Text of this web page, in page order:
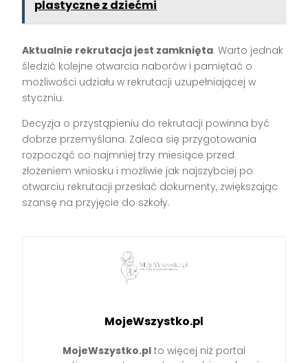
plastyczne z dziećmi
Aktualnie rekrutacja jest zamknięta. Warto jednak
śledzić kolejne otwarcia naborów i pamiętać o
możliwości udziału w rekrutacji uzupełniającej w
styczniu.
Decyzja o przystąpieniu do rekrutacji powinna być
dobrze przemyślana. Zaleca się przygotowania
rozpocząć co najmniej trzy miesiące przed
złożeniem wniosku i możliwie jak najszybciej po
otwarciu rekrutacji przesłać dokumenty, zwiększając
szansę na przyjęcie do szkoły.
MojeWszystko.pl
MojeWszystko.pl to więcej niż portal